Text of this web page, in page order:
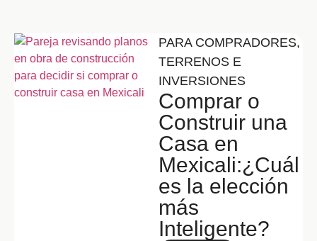
PARA COMPRADORES,
TERRENOS E
INVERSIONES
Comprar o
Construir una
Casa en
Mexicali:¿Cuál
es la elección
más
Inteligente?